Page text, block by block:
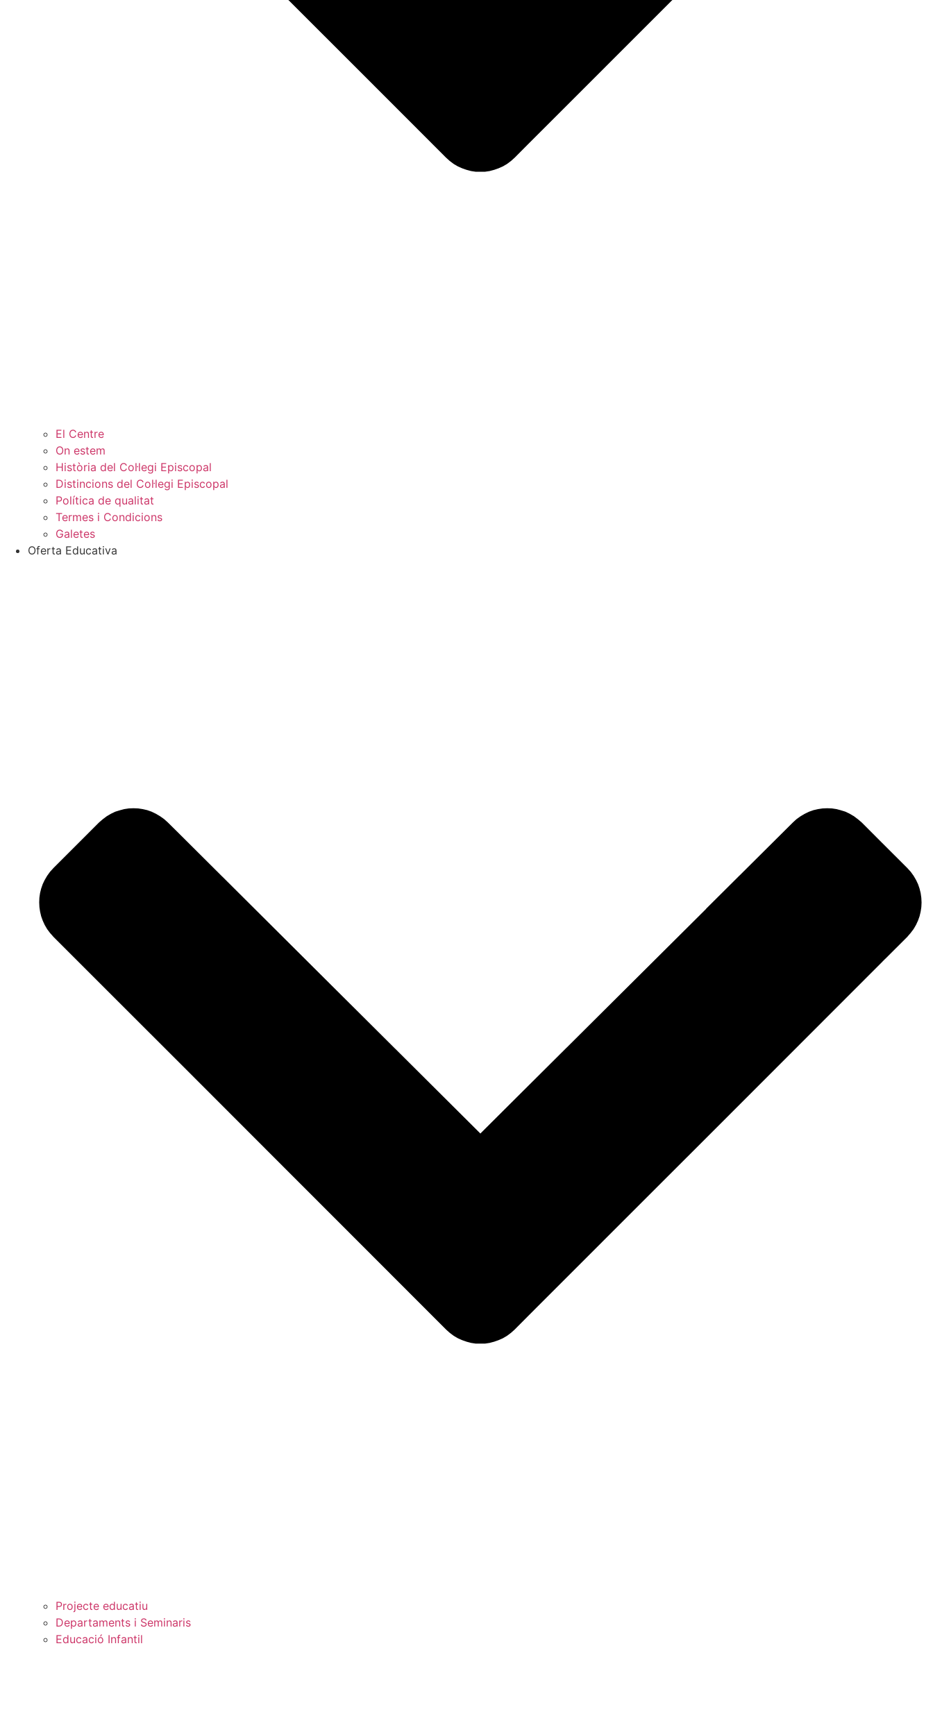
El Centre
On estem
Història del Col·legi Episcopal
Distincions del Col·legi Episcopal
Política de qualitat
Termes i Condicions
Galetes
Oferta Educativa
Projecte educatiu
Departaments i Seminaris
Educació Infantil